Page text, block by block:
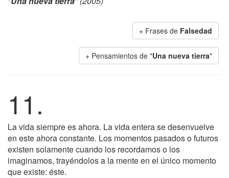
+ Frases de Falsedad
+ Pensamientos de "Una nueva tierra"
11.
La vida siempre es ahora. La vida entera se desenvuelve
en este ahora constante. Los momentos pasados o futuros
existen solamente cuando los recordamos o los
imaginamos, trayéndolos a la mente en el único momento
que existe: éste.